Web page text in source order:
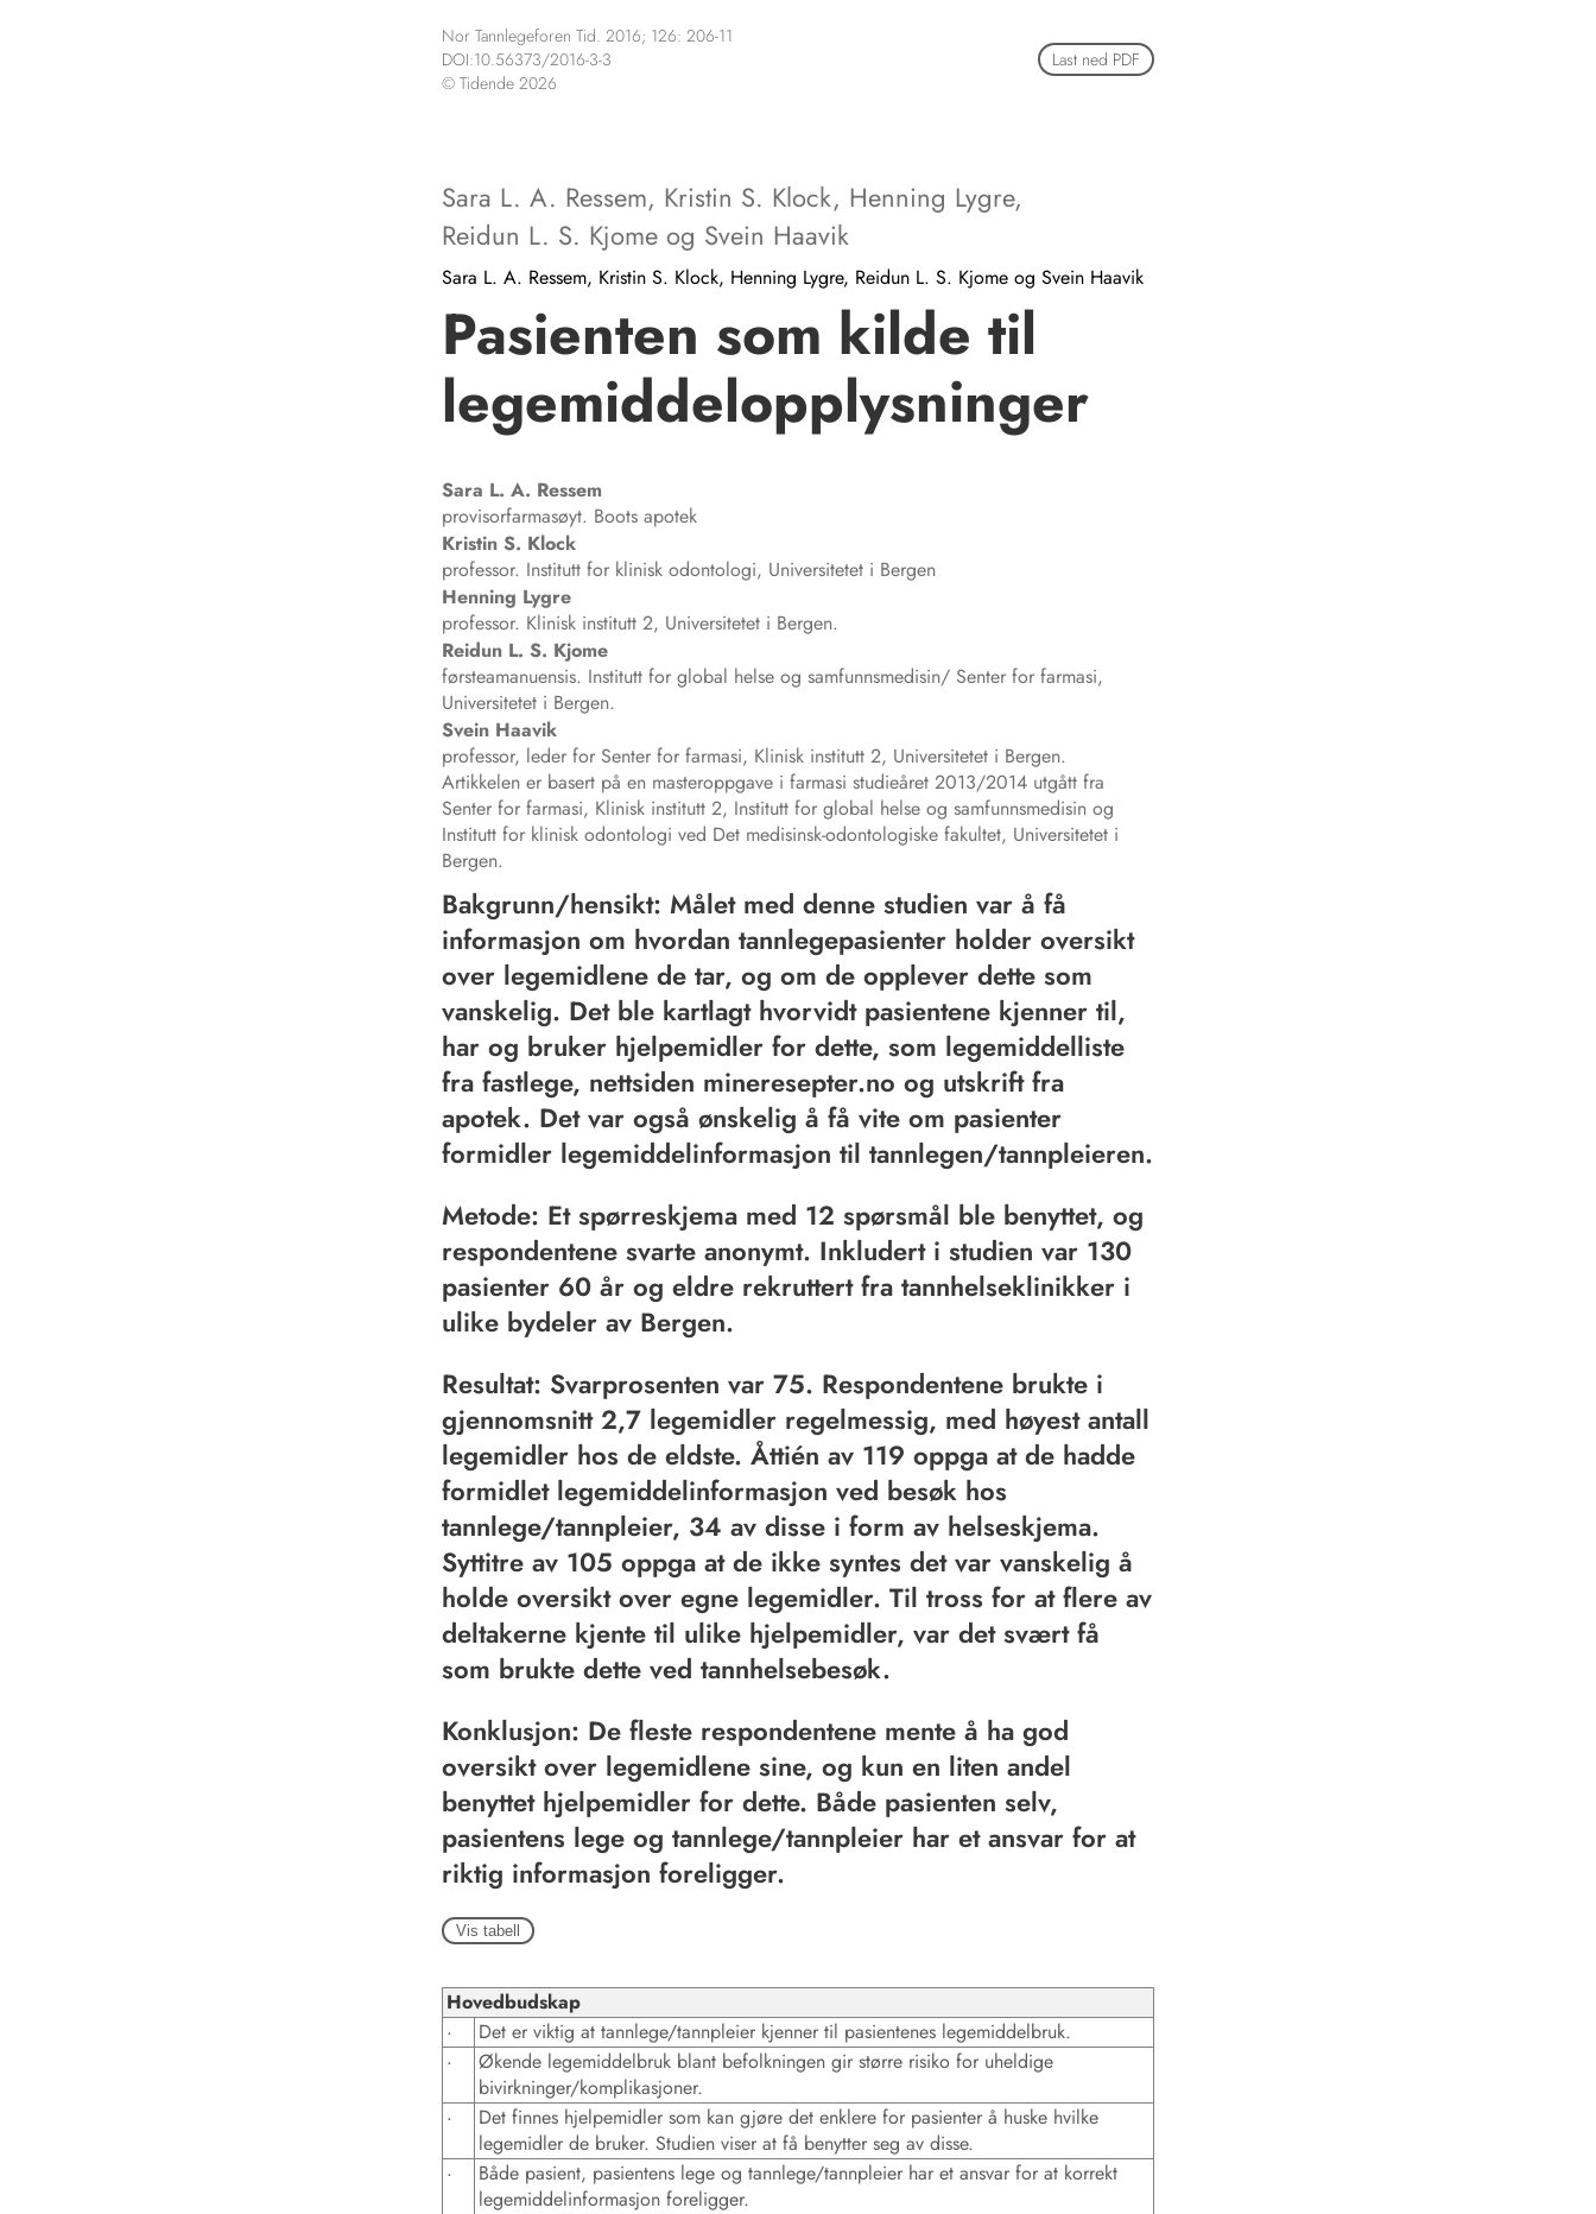
Nor Tannlegeforen Tid. 2016; 126: 206-11
DOI:10.56373/2016-3-3
© Tidende 2026
Last ned PDF
Sara L. A. Ressem, Kristin S. Klock, Henning Lygre,
Reidun L. S. Kjome og Svein Haavik
Sara L. A. Ressem, Kristin S. Klock, Henning Lygre, Reidun L. S. Kjome og Svein Haavik
Pasienten som kilde til
legemiddelopplysninger
Sara L. A. Ressem
provisorfarmasøyt. Boots apotek
Kristin S. Klock
professor. Institutt for klinisk odontologi, Universitetet i Bergen
Henning Lygre
professor. Klinisk institutt 2, Universitetet i Bergen.
Reidun L. S. Kjome
førsteamanuensis. Institutt for global helse og samfunnsmedisin/ Senter for farmasi,
Universitetet i Bergen.
Svein Haavik
professor, leder for Senter for farmasi, Klinisk institutt 2, Universitetet i Bergen.
Artikkelen er basert på en masteroppgave i farmasi studieåret 2013/2014 utgått fra
Senter for farmasi, Klinisk institutt 2, Institutt for global helse og samfunnsmedisin og
Institutt for klinisk odontologi ved Det medisinsk-odontologiske fakultet, Universitetet i
Bergen.
Bakgrunn/hensikt: Målet med denne studien var å få
informasjon om hvordan tannlegepasienter holder oversikt
over legemidlene de tar, og om de opplever dette som
vanskelig. Det ble kartlagt hvorvidt pasientene kjenner til,
har og bruker hjelpemidler for dette, som legemiddelliste
fra fastlege, nettsiden mineresepter.no og utskrift fra
apotek. Det var også ønskelig å få vite om pasienter
formidler legemiddelinformasjon til tannlegen/tannpleieren.
Metode: Et spørreskjema med 12 spørsmål ble benyttet, og
respondentene svarte anonymt. Inkludert i studien var 130
pasienter 60 år og eldre rekruttert fra tannhelseklinikker i
ulike bydeler av Bergen.
Resultat: Svarprosenten var 75. Respondentene brukte i
gjennomsnitt 2,7 legemidler regelmessig, med høyest antall
legemidler hos de eldste. Åttién av 119 oppga at de hadde
formidlet legemiddelinformasjon ved besøk hos
tannlege/tannpleier, 34 av disse i form av helseskjema.
Syttitre av 105 oppga at de ikke syntes det var vanskelig å
holde oversikt over egne legemidler. Til tross for at flere av
deltakerne kjente til ulike hjelpemidler, var det svært få
som brukte dette ved tannhelsebesøk.
Konklusjon: De fleste respondentene mente å ha god
oversikt over legemidlene sine, og kun en liten andel
benyttet hjelpemidler for dette. Både pasienten selv,
pasientens lege og tannlege/tannpleier har et ansvar for at
riktig informasjon foreligger.
Vis tabell
Hovedbudskap
·
Det er viktig at tannlege/tannpleier kjenner til pasientenes legemiddelbruk.
·
Økende legemiddelbruk blant befolkningen gir større risiko for uheldige
bivirkninger/komplikasjoner.
·
Det finnes hjelpemidler som kan gjøre det enklere for pasienter å huske hvilke
legemidler de bruker. Studien viser at få benytter seg av disse.
·
Både pasient, pasientens lege og tannlege/tannpleier har et ansvar for at korrekt
legemiddelinformasjon foreligger.